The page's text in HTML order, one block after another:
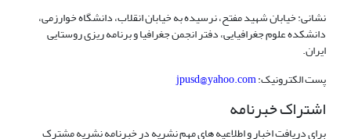
نشانی: خیابان شهید مفتح، نرسیده به خیابان انقلاب، دانشگاه خوارزمی،
دانشکده علوم جغرافیایی، دفتر انجمن جغرافیا و برنامه ریزی روستایی
ایران.
پست الکترونیک:jpusd@yahoo.com
اشتراک خبرنامه
برای دریافت اخبار و اطلاعیه های مهم نشریه در خبرنامه نشریه مشترک